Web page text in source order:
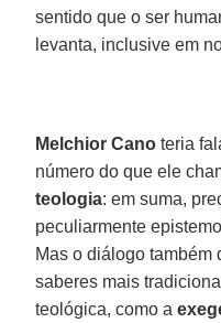
sentido que o ser
levanta, inclusive em
Melchior Cano teria
número do que ele
teologia: em suma,
peculiarmente
Mas o diálogo também
saberes mais
teológica, como a